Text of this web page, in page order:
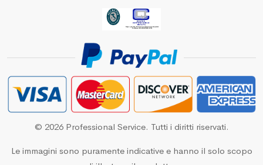
© 2026 Professional Service. Tutti i diritti riservati.
Le immagini sono puramente indicative e hanno il solo scopo